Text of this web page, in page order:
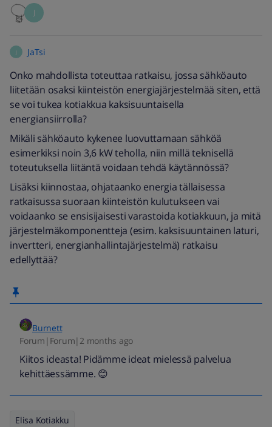
J
JaTsi
Onko mahdollista toteuttaa ratkaisu, jossa sähköauto
liitetään osaksi kiinteistön energiajärjestelmää siten, että
se voi tukea kotiakkua kaksisuuntaisella
energiansiirrolla?
Mikäli sähköauto kykenee luovuttamaan sähköä
esimerkiksi noin 3,6 kW teholla, niin millä teknisellä
toteutuksella liitäntä voidaan tehdä käytännössä?
Lisäksi kiinnostaa, ohjataanko energia tällaisessa
ratkaisussa suoraan kiinteistön kulutukseen vai
voidaanko se ensisijaisesti varastoida kotiakkuun, ja mitä
järjestelmäkomponentteja (esim. kaksisuuntainen laturi,
invertteri, energianhallintajärjestelmä) ratkaisu
edellyttää?
Burnett
Forum|Forum|2 months ago
Kiitos ideasta! Pidämme ideat mielessä palvelua
kehittäessämme. 😊
Elisa Kotiakku